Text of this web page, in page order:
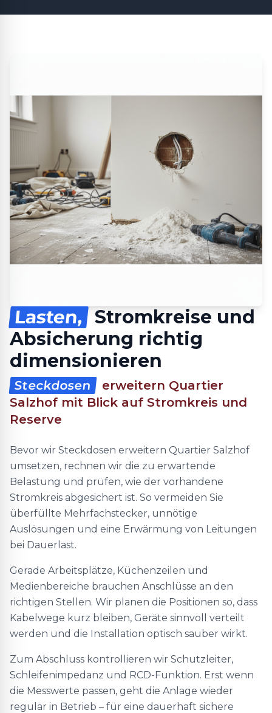
Lasten, Stromkreise und
Absicherung richtig
dimensionieren
Steckdosen
erweitern Quartier
Salzhof mit Blick auf Stromkreis und
Reserve
Bevor wir Steckdosen erweitern Quartier Salzhof
umsetzen, rechnen wir die zu erwartende
Belastung und prüfen, wie der vorhandene
Stromkreis abgesichert ist. So vermeiden Sie
überfüllte Mehrfachstecker, unnötige
Auslösungen und eine Erwärmung von Leitungen
bei Dauerlast.
Gerade Arbeitsplätze, Küchenzeilen und
Medienbereiche brauchen Anschlüsse an den
richtigen Stellen. Wir planen die Positionen so, dass
Kabelwege kurz bleiben, Geräte sinnvoll verteilt
werden und die Installation optisch sauber wirkt.
Zum Abschluss kontrollieren wir Schutzleiter,
Schleifenimpedanz und RCD-Funktion. Erst wenn
die Messwerte passen, geht die Anlage wieder
regulär in Betrieb – für eine dauerhaft sichere